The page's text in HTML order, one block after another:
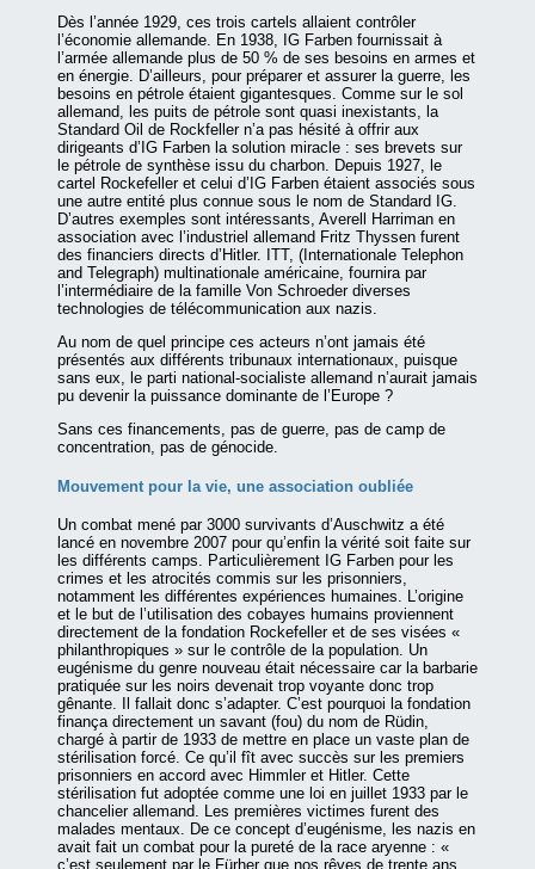
Dès l’année 1929, ces trois cartels allaient contrôler
l’économie allemande. En 1938, IG Farben fournissait à
l’armée allemande plus de 50 % de ses besoins en armes et
en énergie. D’ailleurs, pour préparer et assurer la guerre, les
besoins en pétrole étaient gigantesques. Comme sur le sol
allemand, les puits de pétrole sont quasi inexistants, la
Standard Oil de Rockfeller n’a pas hésité à offrir aux
dirigeants d’IG Farben la solution miracle : ses brevets sur
le pétrole de synthèse issu du charbon. Depuis 1927, le
cartel Rockefeller et celui d’IG Farben étaient associés sous
une autre entité plus connue sous le nom de Standard IG.
D’autres exemples sont intéressants, Averell Harriman en
association avec l’industriel allemand Fritz Thyssen furent
des financiers directs d’Hitler. ITT, (Internationale Telephon
and Telegraph) multinationale américaine, fournira par
l’intermédiaire de la famille Von Schroeder diverses
technologies de télécommunication aux nazis.
Au nom de quel principe ces acteurs n’ont jamais été
présentés aux différents tribunaux internationaux, puisque
sans eux, le parti national-socialiste allemand n’aurait jamais
pu devenir la puissance dominante de l’Europe ?
Sans ces financements, pas de guerre, pas de camp de
concentration, pas de génocide.
Mouvement pour la vie, une association oubliée
Un combat mené par 3000 survivants d’Auschwitz a été
lancé en novembre 2007 pour qu’enfin la vérité soit faite sur
les différents camps. Particulièrement IG Farben pour les
crimes et les atrocités commis sur les prisonniers,
notamment les différentes expériences humaines. L’origine
et le but de l’utilisation des cobayes humains proviennent
directement de la fondation Rockefeller et de ses visées «
philanthropiques » sur le contrôle de la population. Un
eugénisme du genre nouveau était nécessaire car la barbarie
pratiquée sur les noirs devenait trop voyante donc trop
gênante. Il fallait donc s’adapter. C’est pourquoi la fondation
finança directement un savant (fou) du nom de Rüdin,
chargé à partir de 1933 de mettre en place un vaste plan de
stérilisation forcé. Ce qu’il fît avec succès sur les premiers
prisonniers en accord avec Himmler et Hitler. Cette
stérilisation fut adoptée comme une loi en juillet 1933 par le
chancelier allemand. Les premières victimes furent des
malades mentaux. De ce concept d’eugénisme, les nazis en
avait fait un combat pour la pureté de la race aryenne : «
c’est seulement par le Fürher que nos rêves de trente ans